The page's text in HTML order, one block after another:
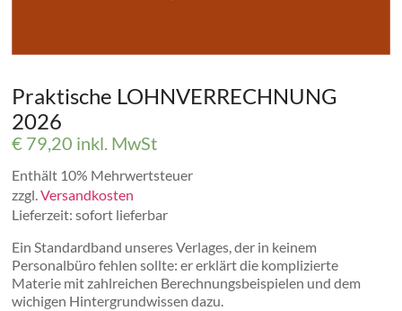
Praktische LOHNVERRECHNUNG
2026
€ 79,20 inkl. MwSt
Enthält 10% Mehrwertsteuer
zzgl.Versandkosten
Lieferzeit: sofort lieferbar
Ein Standardband unseres Verlages, der in keinem
Personalbüro fehlen sollte: er erklärt die komplizierte
Materie mit zahlreichen Berechnungsbeispielen und dem
wichigen Hintergrundwissen dazu.